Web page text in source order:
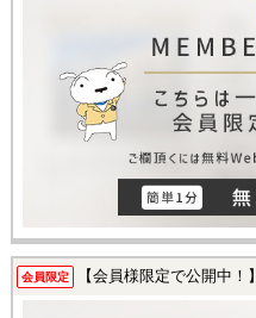
会員限定 【会員様限定で公開中！】